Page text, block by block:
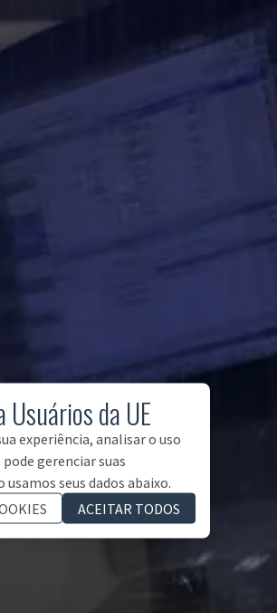
da UE
experiência, analisar o uso
gerenciar suas
seus dados abaixo.
ACEITAR TODOS